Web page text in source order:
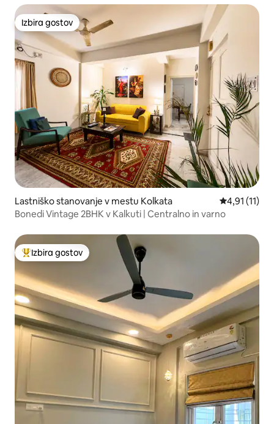
Izbira gostov
Izbira gostov
Lastniško stanovanje v mestu Kolkata Povprečna
4,91 (11)
Bonedi Vintage 2BHK v Kalkuti | Centralno in varno
Najbolj priljubljena prenočišča z značko »Izbira gostov«
Izbira gostov